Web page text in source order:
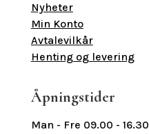
Nyheter
Min Konto
Avtalevilkår
Henting og levering
Åpningstider
Man - Fre 09.00 - 16.30